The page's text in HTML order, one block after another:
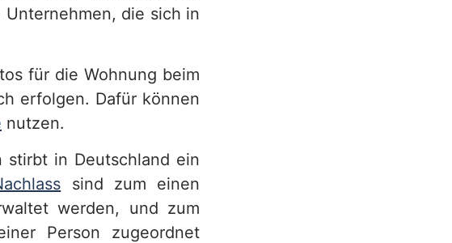
die sich in
für die Wohnung beim
erfolgen. Dafür können
nutzen.
stirbt in Deutschland ein
sind zum einen
werden, und zum
Person zugeordnet